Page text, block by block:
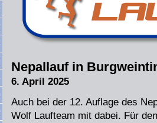
Nepallauf in
6. April 2025
Auch bei der 12. Auflage des
Wolf Laufteam mit dabei. Für